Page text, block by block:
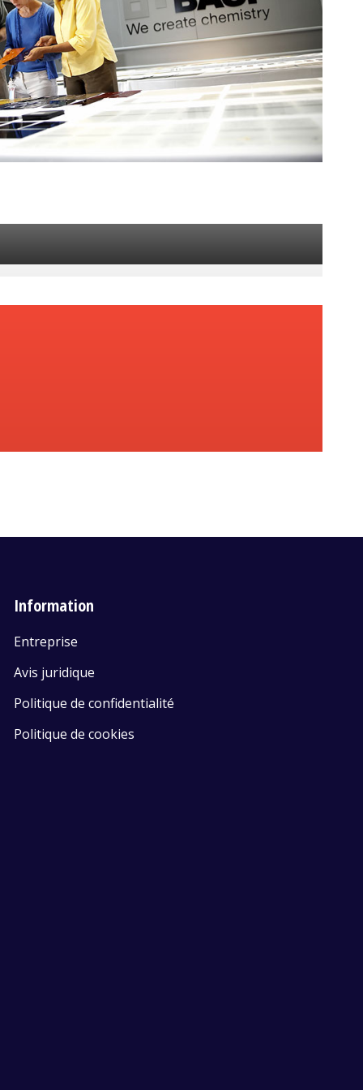
Information
Entreprise
Avis juridique
Politique de confidentialité
Politique de cookies